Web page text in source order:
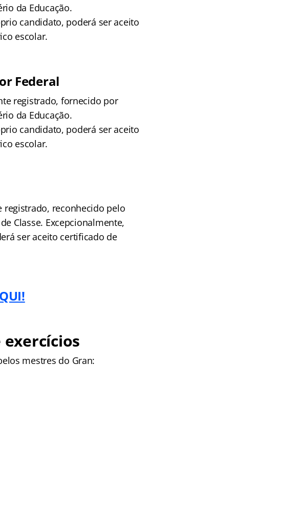
da Educação.
candidato, poderá ser aceito
escolar.
Federal
registrado, fornecido por
da Educação.
candidato, poderá ser aceito
escolar.
registrado, reconhecido pelo
Classe. Excepcionalmente,
ser aceito certificado de
exercícios
mestres do Gran: